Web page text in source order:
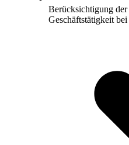
Berücksichtigung
Geschäftstätigkeit